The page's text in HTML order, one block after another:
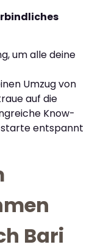
um alle deine
Umzug von
auf die
Know-
starte entspannt
Bari